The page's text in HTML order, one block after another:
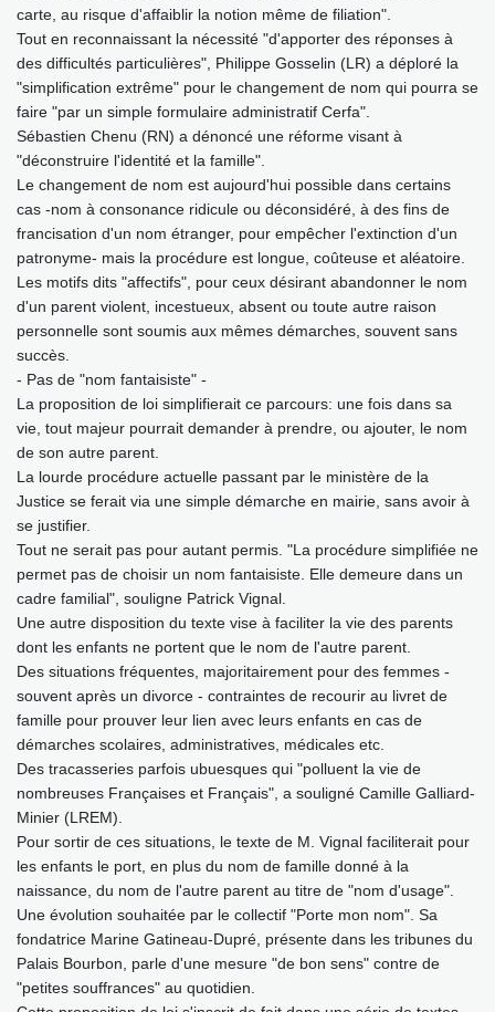
carte, au risque d'affaiblir la notion même de filiation".
Tout en reconnaissant la nécessité "d'apporter des réponses à
des difficultés particulières", Philippe Gosselin (LR) a déploré la
"simplification extrême" pour le changement de nom qui pourra se
faire "par un simple formulaire administratif Cerfa".
Sébastien Chenu (RN) a dénoncé une réforme visant à
"déconstruire l'identité et la famille".
Le changement de nom est aujourd'hui possible dans certains
cas -nom à consonance ridicule ou déconsidéré, à des fins de
francisation d'un nom étranger, pour empêcher l'extinction d'un
patronyme- mais la procédure est longue, coûteuse et aléatoire.
Les motifs dits "affectifs", pour ceux désirant abandonner le nom
d'un parent violent, incestueux, absent ou toute autre raison
personnelle sont soumis aux mêmes démarches, souvent sans
succès.
- Pas de "nom fantaisiste" -
La proposition de loi simplifierait ce parcours: une fois dans sa
vie, tout majeur pourrait demander à prendre, ou ajouter, le nom
de son autre parent.
La lourde procédure actuelle passant par le ministère de la
Justice se ferait via une simple démarche en mairie, sans avoir à
se justifier.
Tout ne serait pas pour autant permis. "La procédure simplifiée ne
permet pas de choisir un nom fantaisiste. Elle demeure dans un
cadre familial", souligne Patrick Vignal.
Une autre disposition du texte vise à faciliter la vie des parents
dont les enfants ne portent que le nom de l'autre parent.
Des situations fréquentes, majoritairement pour des femmes -
souvent après un divorce - contraintes de recourir au livret de
famille pour prouver leur lien avec leurs enfants en cas de
démarches scolaires, administratives, médicales etc.
Des tracasseries parfois ubuesques qui "polluent la vie de
nombreuses Françaises et Français", a souligné Camille Galliard-
Minier (LREM).
Pour sortir de ces situations, le texte de M. Vignal faciliterait pour
les enfants le port, en plus du nom de famille donné à la
naissance, du nom de l'autre parent au titre de "nom d'usage".
Une évolution souhaitée par le collectif "Porte mon nom". Sa
fondatrice Marine Gatineau-Dupré, présente dans les tribunes du
Palais Bourbon, parle d'une mesure "de bon sens" contre de
"petites souffrances" au quotidien.